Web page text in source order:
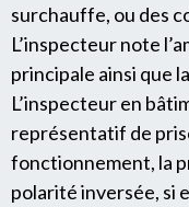
surchauffe, ou des
L’inspecteur note
principale ainsi que
L’inspecteur en
représentatif de
fonctionnement, la
polarité inversée, si